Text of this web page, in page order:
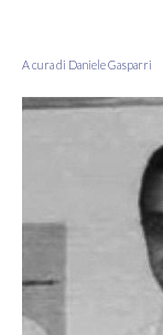
A cura di Daniele Gasparri